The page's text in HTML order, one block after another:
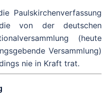
Paulskirchenverfassung
von der deutschen
(heute
Versammlung)
nie in Kraft trat.